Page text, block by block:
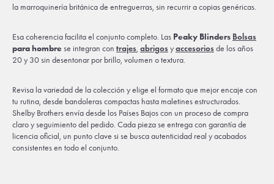
la marroquinería británica de entreguerras, sin recurrir a copias genéricas.
Esa coherencia facilita el conjunto completo. Las Peaky Blinders Bolsas
para hombrese integran con trajes, abrigos yaccesorios de los años
20 y 30 sin desentonar por brillo, volumen o textura.
Revisa la variedad de la colección y elige el formato que mejor encaje con
tu rutina, desde bandoleras compactas hasta maletines estructurados.
Shelby Brothers envía desde los Países Bajos con un proceso de compra
claro y seguimiento del pedido. Cada pieza se entrega con garantía de
licencia oficial, un punto clave si se busca autenticidad real y acabados
consistentes en todo el conjunto.